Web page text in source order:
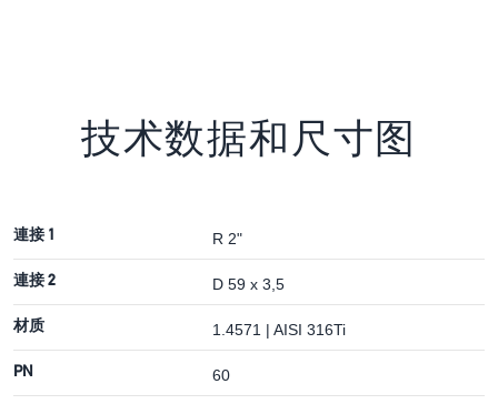
技术数据和尺寸图
連接 1 R 2"
連接 2 D 59 x 3,5
材质 1.4571 | AISI 316Ti
PN 60